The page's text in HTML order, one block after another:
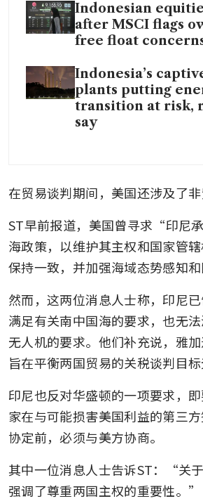
Indonesian
after MSCI flags
free float
Indonesia’s
plants putting
transition at risk,
say
在贸易谈判期间，美国还涉及了非
ST早前报道，美国曾寻求“印尼
海政策，以维护其主权和国家管
保持一致，并加强海域态势感知
然而，这两位消息人士称，印尼
满足有关南中国海的要求，也无
无人机的要求。他们补充说，雅
旨在平衡两国贸易的关税谈判目标
印尼也反对华盛顿的一项要求，
家在与可能损害美国利益的第三
协定前，必须与美方协商。
其中一位消息人士告诉ST：“关
强调了尊重两国主权的重要性。”